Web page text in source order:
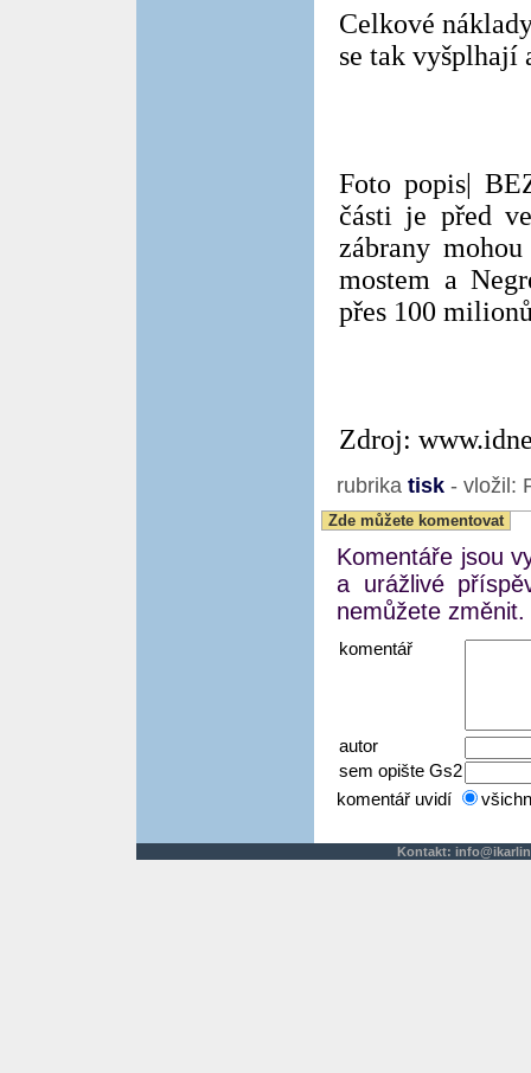
Celkové
se tak vyšplhají
Foto popis|
části je před
zábrany
mostem a
přes 100
Zdroj:
rubrika tisk - vložil:
Zde můžete komentovat
Komentáře jsou
a urážlivé
nemůžete změnit.
komentář
autor
sem opište Gs2
komentář uvidí
Kontakt: